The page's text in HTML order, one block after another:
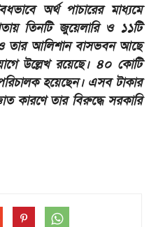
অর্থ পাচারের মাধ্যমে
তিনটি জুয়েলারি ও ১১টি
তার আলিশান বাসভবন আছে
উল্লেখ রয়েছে। ৪০ কোটি
হয়েছেন। এসব টাকার
কারণে তার বিরুদ্ধে সরকারি